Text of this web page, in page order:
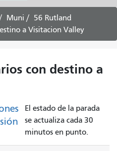
viajar
Muni
56 Rutland
a Visitacion Valley
con destino a
El estado de la parada
se actualiza cada 30
minutos en punto.